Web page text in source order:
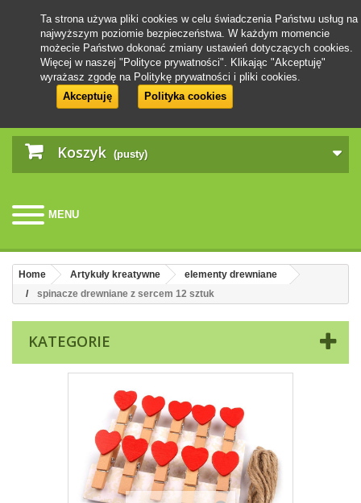
Koszyk (pusty)
MENU
Ta strona używa pliki cookies w celu świadczenia Państwu usług na
najwyższym poziomie bezpieczeństwa. W każdym momencie
możecie Państwo dokonać zmiany ustawień dotyczących cookies.
Więcej w naszej "Polityce prywatności". Klikając "Akceptuję"
wyrażasz zgodę na Politykę prywatności i pliki cookies.
Akceptuję
Polityka cookies
Home Artykuły kreatywne
elementy drewniane
spinacze drewniane z sercem 12 sztuk
KATEGORIE